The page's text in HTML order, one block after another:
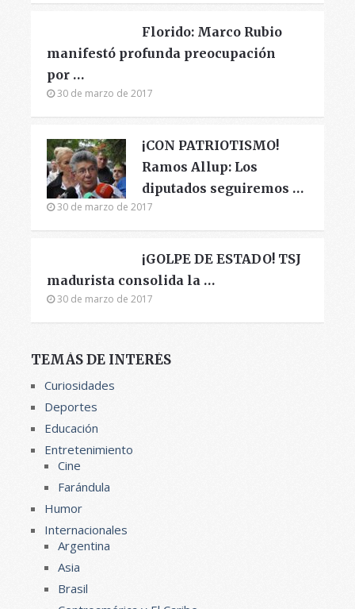
Florido: Marco Rubio
manifestó profunda preocupación
por …
30 de marzo de 2017
¡CON PATRIOTISMO!
Ramos Allup: Los
diputados seguiremos …
30 de marzo de 2017
¡GOLPE DE ESTADO! TSJ
madurista consolida la …
30 de marzo de 2017
TEMÁS DE INTERÉS
Curiosidades
Deportes
Educación
Entretenimiento
Cine
Farándula
Humor
Internacionales
Argentina
Asia
Brasil